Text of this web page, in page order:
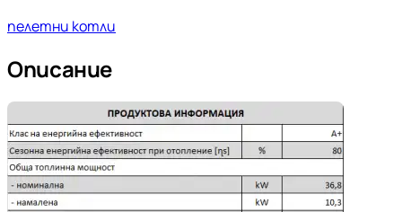
пелетни котли
Описание